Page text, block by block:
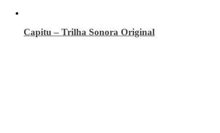
Capitu – Trilha Sonora Original